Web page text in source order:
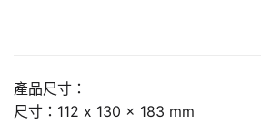
產品尺寸：
尺寸：112 x 130 x 183 mm